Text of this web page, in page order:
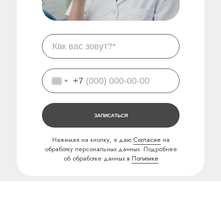
+7
ЗАПИСАТЬСЯ
Нажимая на кнопку, я даю Согласие на
обработку персональных данных. Подробнее
об обработке данных в Политике